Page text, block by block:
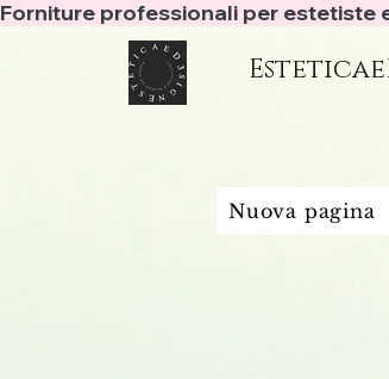
Forniture professionali per estetiste
Nuova pagina